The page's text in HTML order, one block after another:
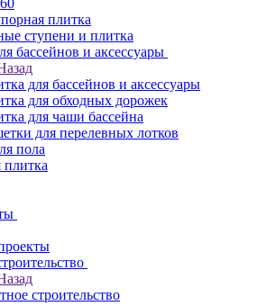
плитка
ступени и плитка
бассейнов и аксессуары
для бассейнов и аксессуары
для обходных дорожек
для чаши бассейна
для перелевных лотков
пола
плитка
строительство